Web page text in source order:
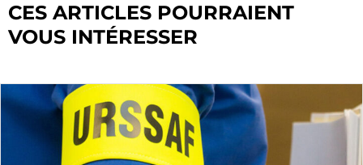
CES ARTICLES POURRAIENT
VOUS INTÉRESSER